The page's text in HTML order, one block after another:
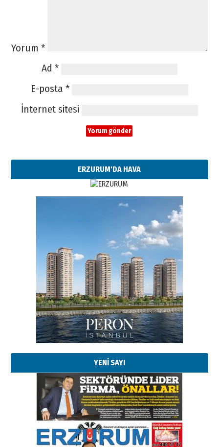
Yorum *
Ad *
E-posta *
İnternet sitesi
ERZURUM'DA HAVA
YENİ SAYI
Esat BİNDESEN
Başkan Sekmen’den Erzurum’a
bir vizyon proje daha!
02 Ağustos 2026 Pazar
Kadir SABUNCUOĞLU
Erzurumspor’un köşe taşları
29 Haziran 2026 Pazartesi
Kenan GÜLERCİ
Murat Şahsuvaroğlu ERKON’da
çıtayı yukarı taşırken,
yönetimdekiler aşağı
çekmemeli!
17 Şubat 2026 SalıOrhan BOZKURT
Bir fotoğraf, bir şehir, bir
gazeteci… Dizginler kimin
elinde?